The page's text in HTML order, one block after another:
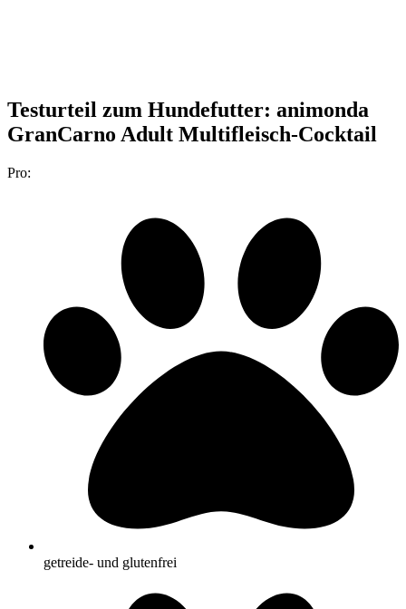
Testurteil zum Hundefutter: animonda
GranCarno Adult Multifleisch-Cocktail
Pro:
getreide- und glutenfrei